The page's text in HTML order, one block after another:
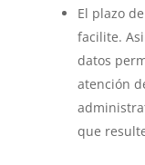
El plazo
facilite.
datos
atención
que